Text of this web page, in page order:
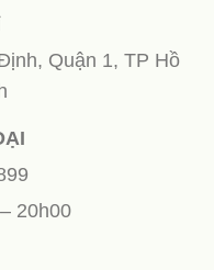
Quận 1, TP Hồ
20h00